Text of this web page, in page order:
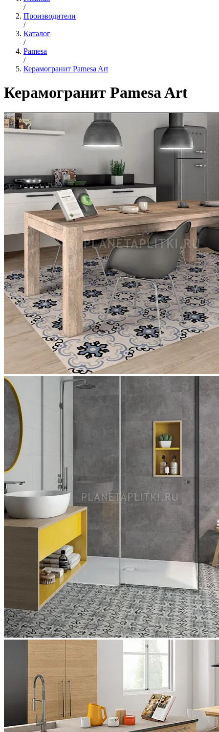
/
Производители
/
Каталог
/
Pamesa
/
Керамогранит Pamesa Art
Керамогранит Pamesa Art